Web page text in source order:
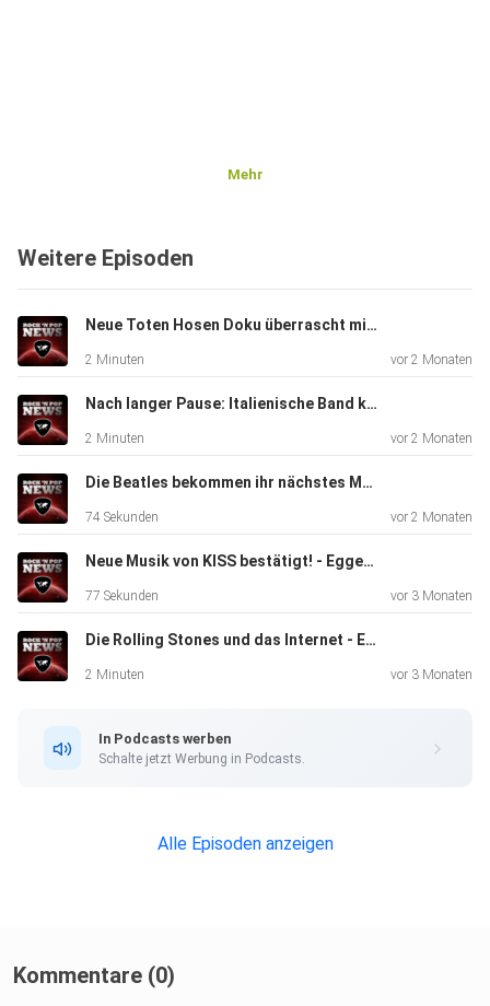
Mehr
Weitere Episoden
Neue Toten Hosen Doku überrascht mit Campino-Beichte - Eggers und der Engelhardt
2 Minuten vor 2 Monaten
Nach langer Pause: Italienische Band kommt zurück - Eggers und der Engelhardt
2 Minuten vor 2 Monaten
Die Beatles bekommen ihr nächstes Museum - Eggers und der Engelhardt
74 Sekunden vor 2 Monaten
Neue Musik von KISS bestätigt! - Eggers und der Engelhardt
77 Sekunden vor 3 Monaten
Die Rolling Stones und das Internet - Eggers und der Engelhardt
2 Minuten vor 3 Monaten
In Podcasts werben
Schalte jetzt Werbung in Podcasts.
Alle Episoden anzeigen
Kommentare (0)